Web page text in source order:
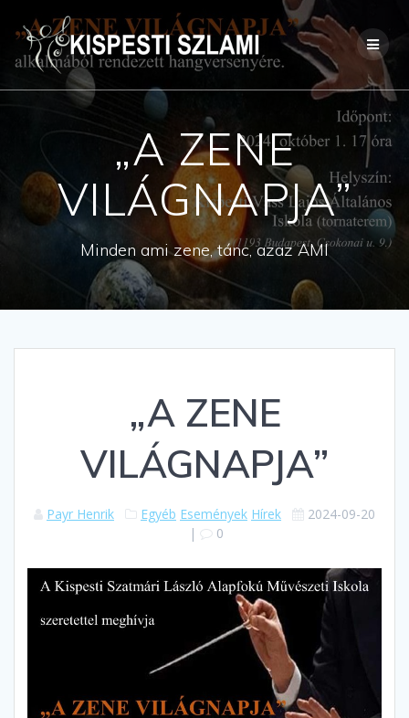
to
content
„A ZENE
VILÁGNAPJA”
Minden ami zene, tánc, azaz AMI
„A ZENE
VILÁGNAPJA”
Payr Henrik Egyéb Események Hírek
2024-09-20
|
0